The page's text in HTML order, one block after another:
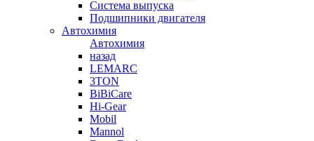
Система выпуска
Подшипники двигателя
Автохимия
Автохимия
назад
LEMARC
3TON
BiBiCare
Hi-Gear
Mobil
Mannol